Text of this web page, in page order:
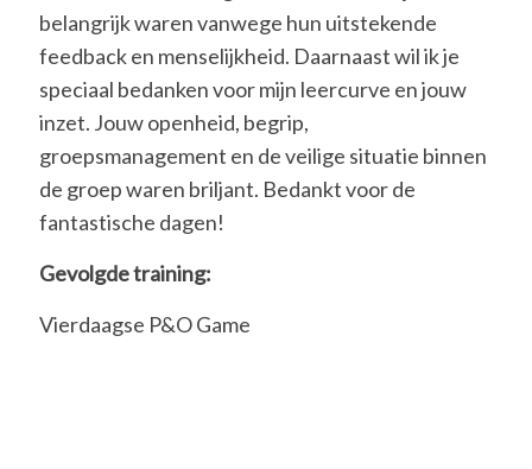
belangrijk waren vanwege hun uitstekende
feedback en menselijkheid. Daarnaast wil ik je
speciaal bedanken voor mijn leercurve en jouw
inzet. Jouw openheid, begrip,
groepsmanagement en de veilige situatie binnen
de groep waren briljant. Bedankt voor de
fantastische dagen!
Gevolgde training:
Vierdaagse P&O Game